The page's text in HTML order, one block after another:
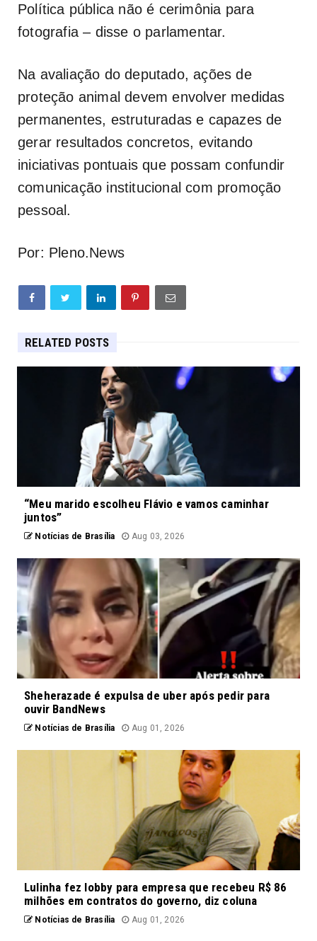
Política pública não é cerimônia para
fotografia – disse o parlamentar.
Na avaliação do deputado, ações de
proteção animal devem envolver medidas
permanentes, estruturadas e capazes de
gerar resultados concretos, evitando
iniciativas pontuais que possam confundir
comunicação institucional com promoção
pessoal.
Por: Pleno.News
RELATED POSTS
“Meu marido escolheu Flávio e vamos caminhar
juntos”
Notícias de Brasília Aug 03, 2026
Sheherazade é expulsa de uber após pedir para
ouvir BandNews
Notícias de Brasília Aug 01, 2026
Lulinha fez lobby para empresa que recebeu R$ 86
milhões em contratos do governo, diz coluna
Notícias de Brasília Aug 01, 2026